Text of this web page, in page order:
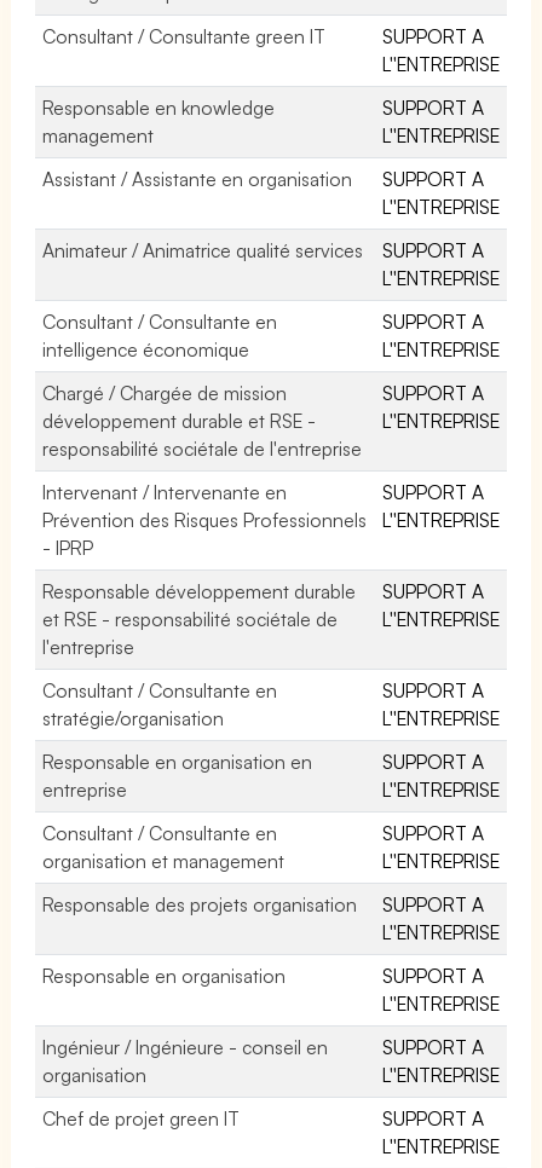
Consultant / Consultante green IT
SUPPORT A
L''ENTREPRISE
Responsable en knowledge
management
SUPPORT A
L''ENTREPRISE
Assistant / Assistante en organisation
SUPPORT A
L''ENTREPRISE
Animateur / Animatrice qualité services
SUPPORT A
L''ENTREPRISE
Consultant / Consultante en
intelligence économique
SUPPORT A
L''ENTREPRISE
Chargé / Chargée de mission
développement durable et RSE -
responsabilité sociétale de l'entreprise
SUPPORT A
L''ENTREPRISE
Intervenant / Intervenante en
Prévention des Risques Professionnels
- IPRP
SUPPORT A
L''ENTREPRISE
Responsable développement durable
et RSE - responsabilité sociétale de
l'entreprise
SUPPORT A
L''ENTREPRISE
Consultant / Consultante en
stratégie/organisation
SUPPORT A
L''ENTREPRISE
Responsable en organisation en
entreprise
SUPPORT A
L''ENTREPRISE
Consultant / Consultante en
organisation et management
SUPPORT A
L''ENTREPRISE
Responsable des projets organisation
SUPPORT A
L''ENTREPRISE
Responsable en organisation
SUPPORT A
L''ENTREPRISE
Ingénieur / Ingénieure - conseil en
organisation
SUPPORT A
L''ENTREPRISE
Chef de projet green IT
SUPPORT A
L''ENTREPRISE